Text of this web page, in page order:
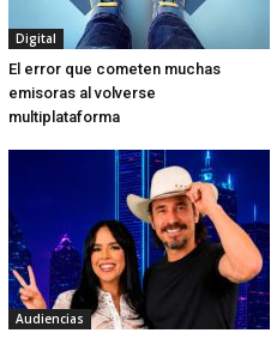
Digital
El error que cometen muchas
emisoras al volverse
multiplataforma
Audiencias